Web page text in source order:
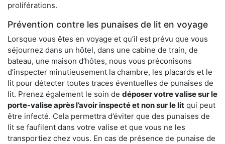
proliférations.
Prévention contre les punaises de lit en voyage
Lorsque vous êtes en voyage et qu’il est prévu que vous
séjournez dans un hôtel, dans une cabine de train, de
bateau, une maison d’hôtes, nous vous préconisons
d’inspecter minutieusement la chambre, les placards et le
lit pour détecter toutes traces éventuelles de punaises de
lit. Prenez également le soin de déposer votre valise sur le
porte-valise après l’avoir inspecté et non sur le lit qui peut
être infecté. Cela permettra d’éviter que des punaises de
lit se faufilent dans votre valise et que vous ne les
transportiez chez vous. En cas de présence de punaise de